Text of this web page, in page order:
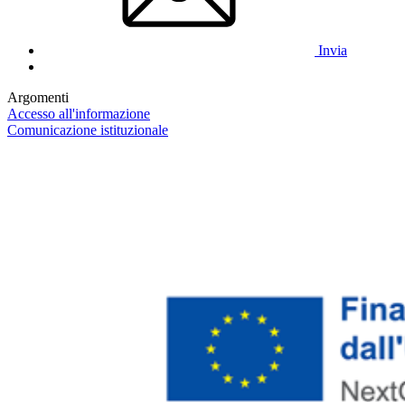
Invia
Argomenti
Accesso all'informazione
Comunicazione istituzionale